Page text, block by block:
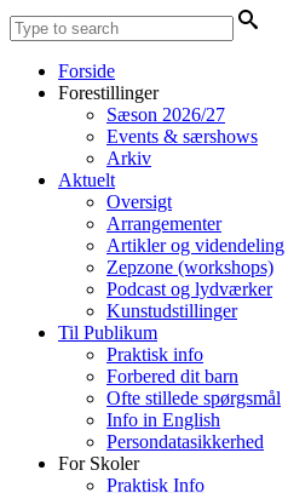
Forside
Forestillinger
Sæson 2026/27
Events & særshows
Arkiv
Aktuelt
Oversigt
Arrangementer
Artikler og videndeling
Zepzone (workshops)
Podcast og lydværker
Kunstudstillinger
Til Publikum
Praktisk info
Forbered dit barn
Ofte stillede spørgsmål
Info in English
Persondatasikkerhed
For Skoler
Praktisk Info